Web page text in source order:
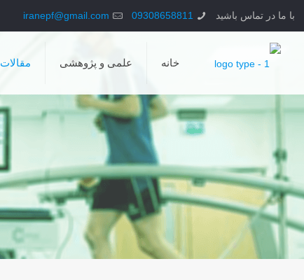
با ما در تماس باشید 09308658811
iranepf@gmail.com
خانه علمی و پژوهشی مقالات ISI